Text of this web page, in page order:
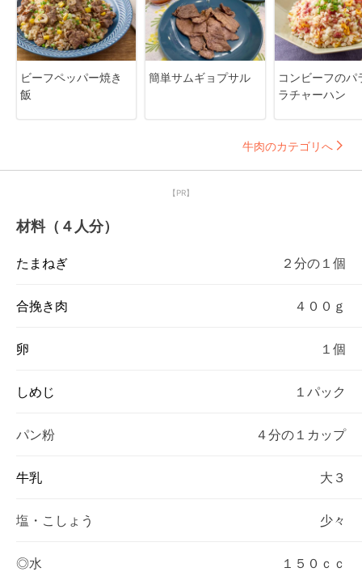
ビーフペッパー焼き
飯
簡単サムギョプサル
コンビーフのパ
ラチャーハン
牛肉のカテゴリへ
【PR】
材料（４人分）
たまねぎ ２分の１個
合挽き肉 ４００ｇ
卵 １個
しめじ １パック
パン粉 ４分の１カップ
牛乳 大３
塩・こしょう 少々
◎水 １５０ｃｃ